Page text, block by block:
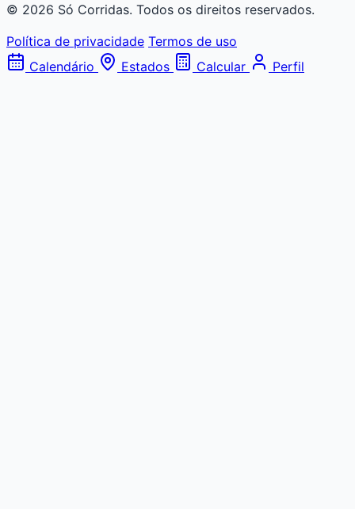
© 2026 Só Corridas. Todos os direitos reservados.
Política de privacidade Termos de uso
Calendário
Estados Calcular Perfil